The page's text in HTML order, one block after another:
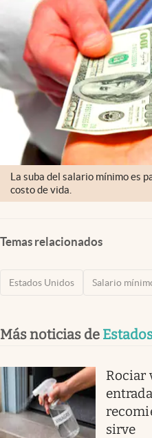
USA
La suba del salario mínimo es
costo de vida.
Temas relacionados
Estados Unidos Salario
Más noticias de
Rociar
sirve